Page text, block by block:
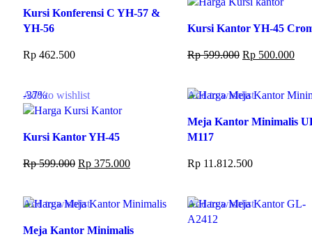
Kursi Konferensi C YH-57 &
YH-56
Rp 462.500
Kursi Kantor YH-45
Rp599.000 Rp 500.000
-37%
Add to wishlist
Kursi Kantor YH-45
Rp599.000 Rp 375.000
Add to wishlist
Meja Kantor Minimalis
M117
Rp 11.812.500
Add to wishlist
Meja Kantor Minimalis
Add to wishlist